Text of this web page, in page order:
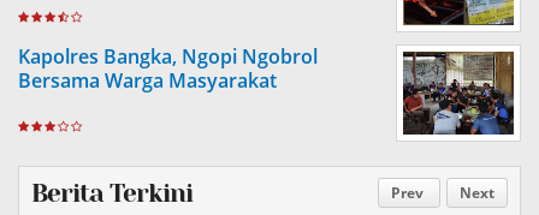
Kapolres Bangka, Ngopi Ngobrol
Bersama Warga Masyarakat
Prev Next
Berita Terkini